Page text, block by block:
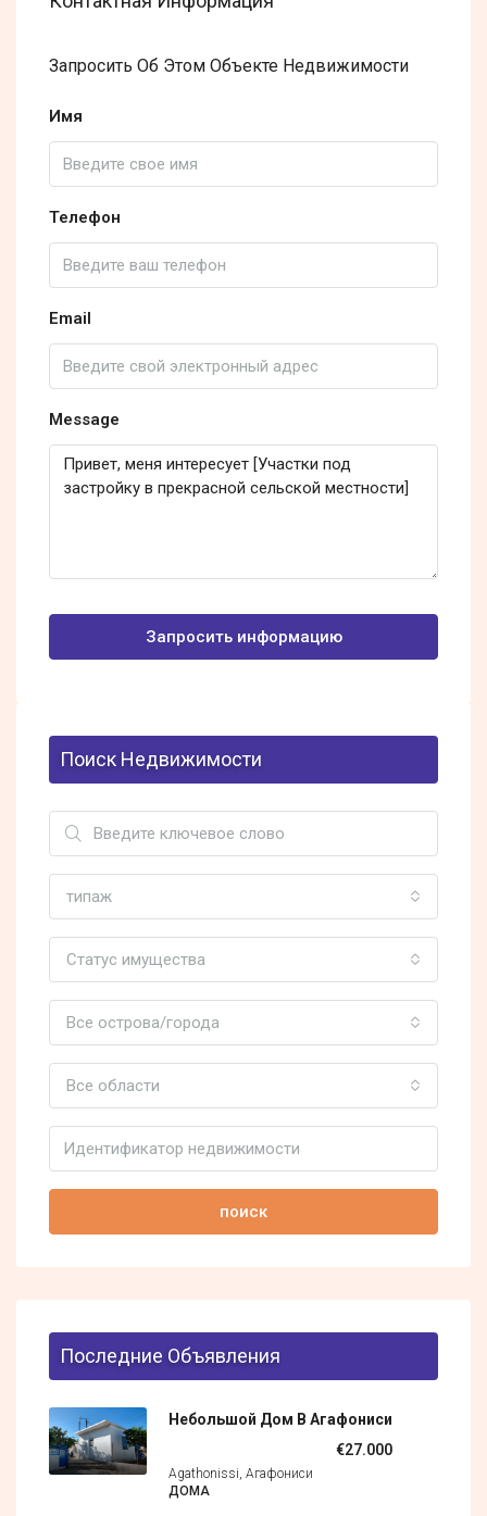
Запросить Об Этом Объекте Недвижимости
Имя
Телефон
Email
Message
Запросить информацию
Поиск Недвижимости
типаж
Статус имущества
Все острова/города
Все области
поиск
Последние Объявления
Небольшой Дом В Агафониси
€27.000
Agathonissi, Агафониси
ДОМА